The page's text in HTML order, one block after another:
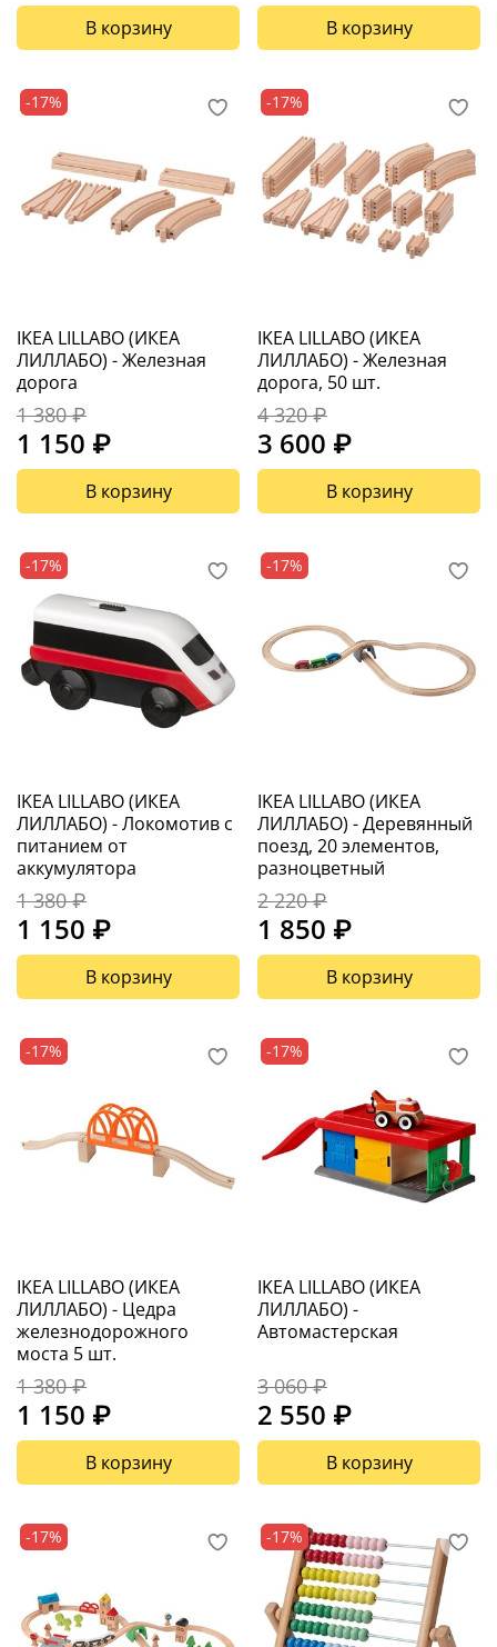
В корзину В корзину
-17%
IKEA LILLABO (ИКЕА
ЛИЛЛАБО) - Железная
дорога
1 380 ₽
1 150 ₽
В корзину
-17%
IKEA LILLABO (ИКЕА
ЛИЛЛАБО) - Железная
дорога, 50 шт.
4 320 ₽
3 600 ₽
В корзину
-17%
IKEA LILLABO (ИКЕА
ЛИЛЛАБО) - Локомотив с
питанием от
аккумулятора
1 380 ₽
1 150 ₽
В корзину
-17%
IKEA LILLABO (ИКЕА
ЛИЛЛАБО) - Деревянный
поезд, 20 элементов,
разноцветный
2 220 ₽
1 850 ₽
В корзину
-17%
IKEA LILLABO (ИКЕА
ЛИЛЛАБО) - Цедра
железнодорожного
моста 5 шт.
1 380 ₽
1 150 ₽
В корзину
-17%
IKEA LILLABO (ИКЕА
ЛИЛЛАБО) -
Автомастерская
3 060 ₽
2 550 ₽
В корзину
-17% -17%